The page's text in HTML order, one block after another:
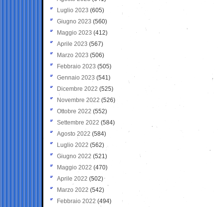
Luglio 2023 (605)
Giugno 2023 (560)
Maggio 2023 (412)
Aprile 2023 (567)
Marzo 2023 (506)
Febbraio 2023 (505)
Gennaio 2023 (541)
Dicembre 2022 (525)
Novembre 2022 (526)
Ottobre 2022 (552)
Settembre 2022 (584)
Agosto 2022 (584)
Luglio 2022 (562)
Giugno 2022 (521)
Maggio 2022 (470)
Aprile 2022 (502)
Marzo 2022 (542)
Febbraio 2022 (494)